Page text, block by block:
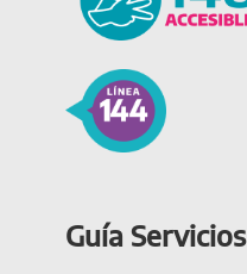
Guía Servicios